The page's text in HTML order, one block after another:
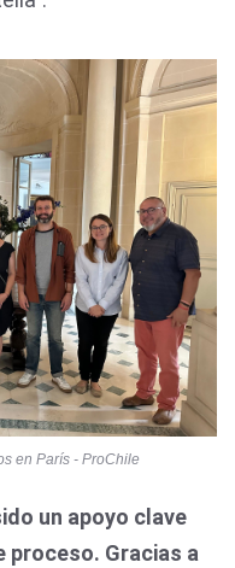
en París - ProChile
un apoyo clave
proceso. Gracias a